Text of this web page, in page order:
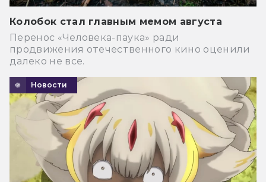
Колобок стал главным мемом августа
Перенос «Человека-паука» ради
продвижения отечественного кино оценили
далеко не все.
Новости